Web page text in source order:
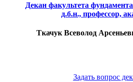
Декан факультета
д.б.н., профессор,
Ткачук Всеволод
Задать вопрос